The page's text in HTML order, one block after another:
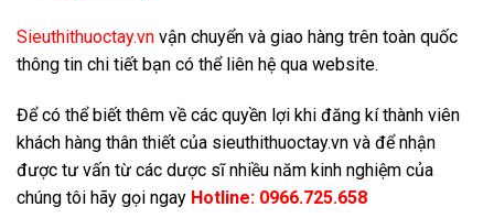
Sieuthithuoctay.vn vận chuyển và giao hàng trên toàn quốc
thông tin chi tiết bạn có thể liên hệ qua website.
Để có thể biết thêm về các quyền lợi khi đăng kí thành viên
khách hàng thân thiết của sieuthithuoctay.vn và để nhận
được tư vấn từ các dược sĩ nhiều năm kinh nghiệm của
chúng tôi hãy gọi ngay Hotline: 0966.725.658